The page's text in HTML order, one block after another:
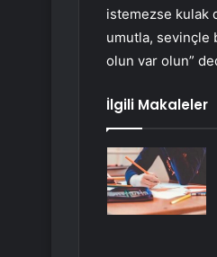
istemezse kulak
umutla, sevinçle
olun var olun”
İlgili Makaleler